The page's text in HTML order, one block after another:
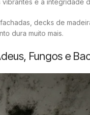
e a integridade
decks de
dura muito mais.
Fungos e